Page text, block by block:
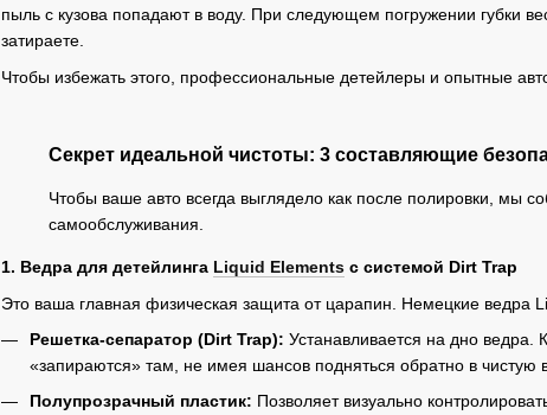
пыль с кузова попадают в воду. При следующем погружении губки
затираете.
Чтобы избежать этого, профессиональные детейлеры и опытные
Секрет идеальной чистоты: 3 составляющие
Чтобы ваше авто всегда выглядело как после полировки, мы
самообслуживания.
1. Ведра для детейлинга Liquid Elements с системой Dirt Trap
Это ваша главная физическая защита от царапин. Немецкие ведра
Решетка-сепаратор (Dirt Trap): Устанавливается на дно ведра.
«запираются» там, не имея шансов подняться обратно в чистую
Полупрозрачный пластик: Позволяет визуально